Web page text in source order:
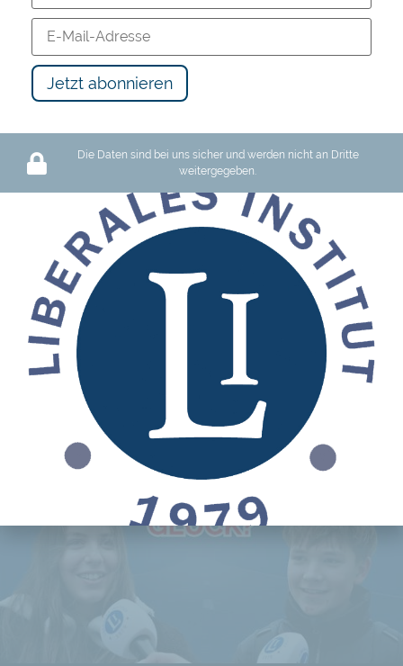
Schutz des Privateigentums oder Barbarei: Wir haben die Wahl
119 views 12:17
Die Daten sind bei uns sicher und werden nicht an Dritte
weitergegeben.